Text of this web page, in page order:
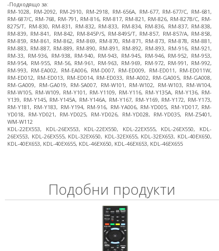
-Подходящо за:
RM-1028, RM-2092, RM-2910, RM-2918, RM-656A, RM-677, RM-677/C, RM-681,
RM-687/C, RM-768, RM-791, RM-816, RM-817, RM-821, RM-826, RM-827B/C, RM-
827S/T, RM-830, RM-831, RM-832, RM-833, RM-834, RM-836, RM-837, RM-838,
RM-839, RM-841, RM-842, RM-845P/S, RM-849S/T, RM-857, RM-857/A, RM-858,
RM-859, RM-861, RM-862, RM-869, RM-870, RM-871, RM-873, RM-878, RM-881,
RM-883, RM-887, RM-889, RM-890, RM-891, RM-892, RM-893, RM-916, RM-921,
RM-33, RM-936, RM-938, RM-940, RM-943, RM-945, RM-946, RM-952, RM-953,
RM-954, RM-955, RM-56, RM-961, RM-963, RM-969, RM-972, RM-991, RM-992,
RM-993, RM-EA002, RM-EA006, RM-D007, RM-ED009, RM-ED011, RM-ED011W,
RM-ED012, RM-ED013, RM-ED014, RM-ED033, RM-A002, RM-GA005, RM-GA008,
RM-GA009, RM-GA019, RM-SA007, RM-W101, RM-W102, RM-W103, RM-W104,
RM-W105, RM-W109, RM-Y101, RM-Y1109, RM-Y116, RM-Y135A, RM-Y136, RM-
Y139, RM-Y145, RM-Y145A, RM-Y146A, RM-Y167, RM-Y169, RM-Y172, RM-Y173,
RM-Y181, RM-Y183, RM-Y194, RM-916, RM-YA006, RM-YD005, RM-YD017, RM-
YD018, RM-YD021, RM-YD025, RM-YD026, RM-YD028, RM-YD035, RM-Z5401,
WM-W112
KDL-22EX553, KDL-26EX553, KDL-22EX550, KDL-22EX555, KDL-26EX550, KDL-
26EX553, KDL-26EX555, KDL-32EX650, KDL-32EX655, KDL-32EX653, KDL-40EX650,
KDL-40EX653, KDL-40EX655, KDL-46EX650, KDL-46EX653, KDL-46EX655
Подобни продукти